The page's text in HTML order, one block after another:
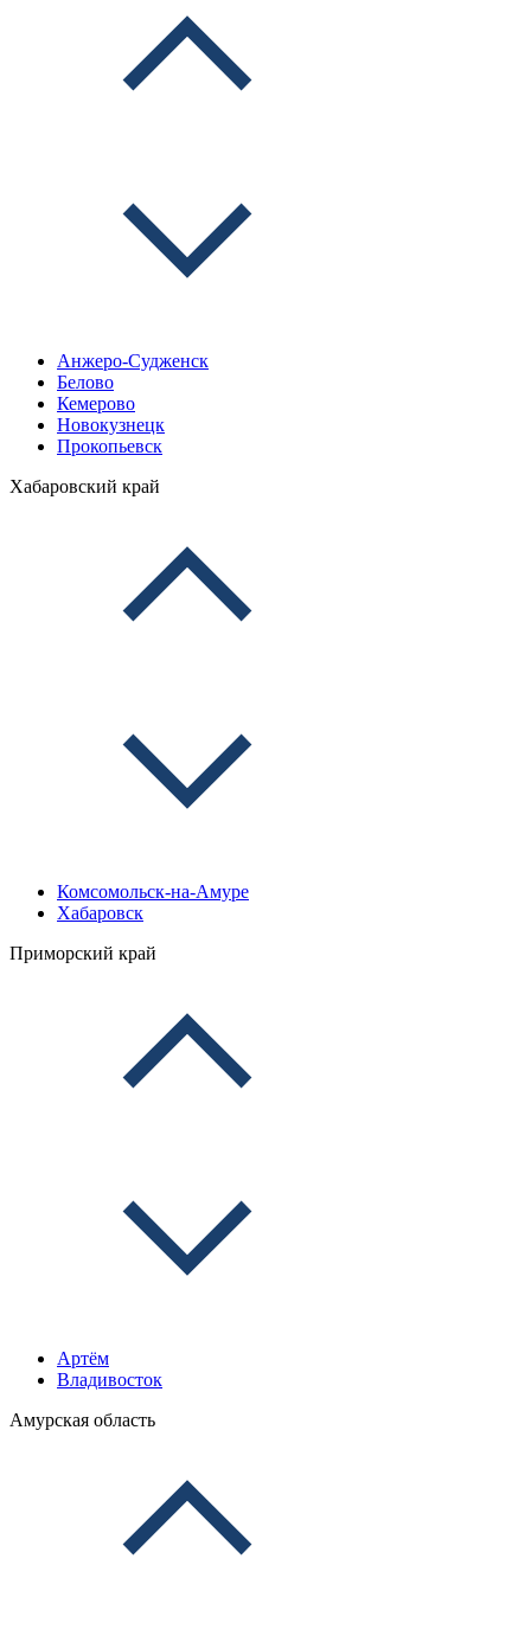
Анжеро-Судженск
Белово
Кемерово
Новокузнецк
Прокопьевск
Хабаровский край
Комсомольск-на-Амуре
Хабаровск
Приморский край
Артём
Владивосток
Амурская область